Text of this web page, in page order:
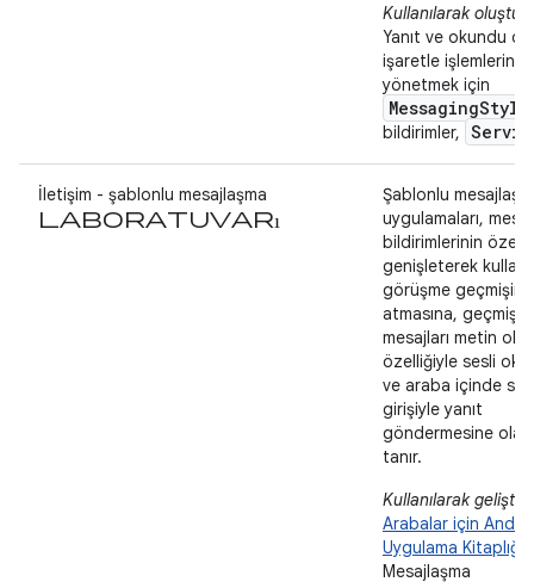
Kullanılarak
Yanıt ve okundu
işaretle işlemlerini
yönetmek için
MessagingStyle
bildirimler,
İletişim - şablonlu mesajlaşma
laboratuvarı
Şablonlu
uygulamaları,
bildirimlerinin
genişleterek
görüşme
atmasına, geçmiş
mesajları metin
özelliğiyle sesli
ve araba içinde ses
girişiyle yanıt
göndermesine
tanır.
Kullanılarak
Arabalar için
Uygulama Kitaplığı
Mesajlaşma